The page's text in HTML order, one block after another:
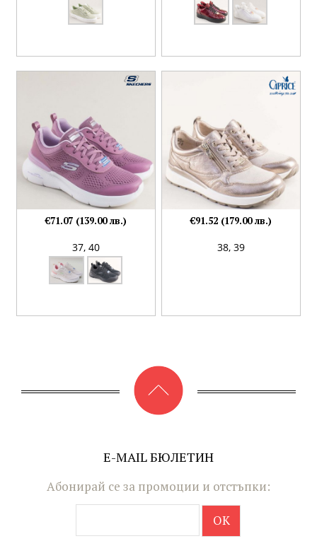
37, 40
€71.07 (139.00 лв.)
38, 39
€91.52 (179.00 лв.)
E-MAIL БЮЛЕТИН
Абонирай се за промоции и отстъпки: